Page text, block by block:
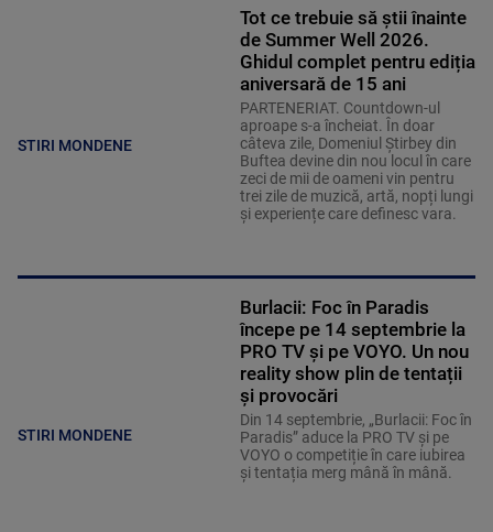
STIRI MONDENE
Tot ce trebuie să știi înainte
de Summer Well 2026.
Ghidul complet pentru ediția
aniversară de 15 ani
PARTENERIAT. Countdown-ul
aproape s-a încheiat. În doar
câteva zile, Domeniul Știrbey din
Buftea devine din nou locul în care
zeci de mii de oameni vin pentru
trei zile de muzică, artă, nopți lungi
și experiențe care definesc vara.
STIRI MONDENE
Burlacii: Foc în Paradis
începe pe 14 septembrie la
PRO TV și pe VOYO. Un nou
reality show plin de tentații
și provocări
Din 14 septembrie, „Burlacii: Foc în
Paradis” aduce la PRO TV și pe
VOYO o competiție în care iubirea
și tentația merg mână în mână.